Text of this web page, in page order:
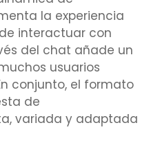
la experiencia
interactuar con
del chat añade un
usuarios
conjunto, el formato
de
variada y adaptada